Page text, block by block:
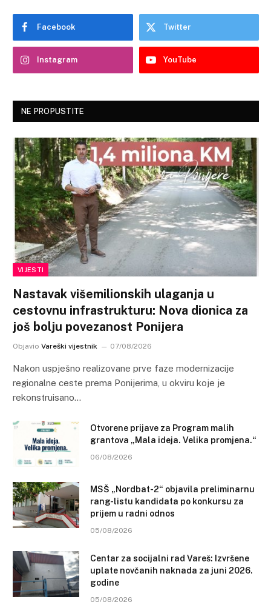
Facebook Twitter
Instagram YouTube
NE PROPUSTITE
VIJESTI
Nastavak višemilionskih ulaganja u
cestovnu infrastrukturu: Nova dionica za
još bolju povezanost Ponijera
Objavio Vareški vijestnik 07/08/2026
Nakon uspješno realizovane prve faze modernizacije
regionalne ceste prema Ponijerima, u okviru koje je
rekonstruisano…
Otvorene prijave za Program malih
grantova „Mala ideja. Velika promjena.“
06/08/2026
MSŠ „Nordbat-2“ objavila preliminarnu
rang-listu kandidata po konkursu za
prijem u radni odnos
05/08/2026
Centar za socijalni rad Vareš: Izvršene
uplate novčanih naknada za juni 2026.
godine
05/08/2026